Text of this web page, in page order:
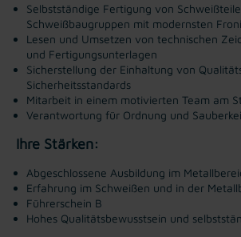
Selbstständige Fertigung von
Schweißbaugruppen mit modernsten
Lesen und Umsetzen von technischen
und Fertigungsunterlagen
Sicherstellung der Einhaltung von
Sicherheitsstandards
Mitarbeit in einem motivierten Team am
Verantwortung für Ordnung und
Ihre Stärken:
Abgeschlossene Ausbildung im
Erfahrung im Schweißen und in der
Führerschein B
Hohes Qualitätsbewusstsein und